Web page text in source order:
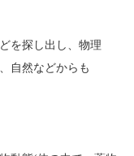
を探し出し、物理
自然などからも